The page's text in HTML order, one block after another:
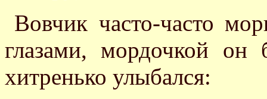
Вовчик часто-часто
глазами, мордочкой
хитренько улыбался: